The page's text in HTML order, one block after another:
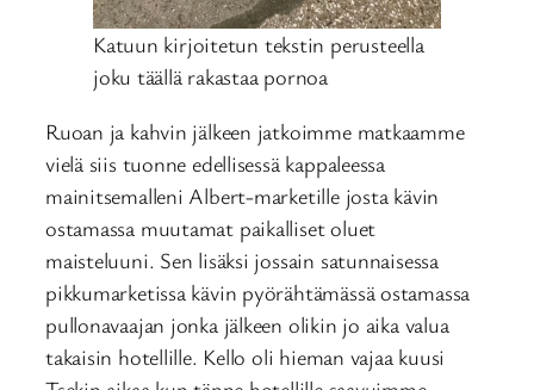
Katuun kirjoitetun tekstin perusteella
joku täällä rakastaa pornoa
Ruoan ja kahvin jälkeen jatkoimme matkaamme
vielä siis tuonne edellisessä kappaleessa
mainitsemalleni Albert-marketille josta kävin
ostamassa muutamat paikalliset oluet
maisteluuni. Sen lisäksi jossain satunnaisessa
pikkumarketissa kävin pyörähtämässä ostamassa
pullonavaajan jonka jälkeen olikin jo aika valua
takaisin hotellille. Kello oli hieman vajaa kuusi